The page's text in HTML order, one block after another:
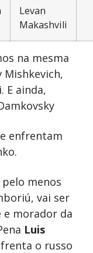
Levan
Makashvili
na mesma
Mishkevich,
E ainda,
enfrentam
menos
vai ser
morador da
Luis
o russo